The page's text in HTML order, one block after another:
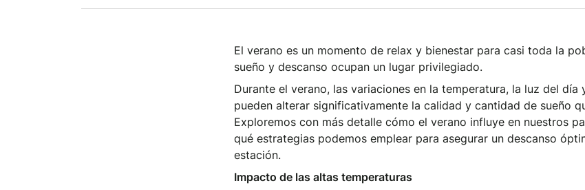
El verano es un momento de relax y bienestar para casi toda la
sueño y descanso ocupan un lugar privilegiado.
Durante el verano, las variaciones en la temperatura, la luz del día
pueden alterar significativamente la calidad y cantidad de sueño
Exploremos con más detalle cómo el verano influye en nuestros
qué estrategias podemos emplear para asegurar un descanso
estación.
Impacto de las altas temperaturas